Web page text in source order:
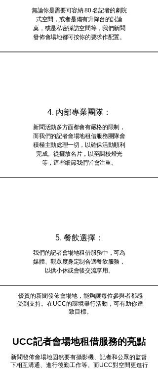
無論你是需要可容納 80 名記者的劇院
式空間，或者是備有升降台的討論
桌，或是私密採訪空間等，我們新聞
發佈會場地都可按你的要求作配置。
4. 內部專業團隊：
新聞活動多方面都會有嚴格的限制，
而我們的記者會場地租借服務團隊會
積極主動處理一切，以確保活動順利
完成。從擺放名片，以至調校燈光
等，這些細節我們皆會注重。
5. 餐飲選擇：
我們的記者會場地租借服務中，可為
媒體、觀眾度身定制合適餐飲服務，
以供小休或會後交流享用。
優質的新聞發佈會場地，能夠讓每位參與者都感
受到支持。在UCC的環境舉行活動，可有助你達
致目標。
UCC記者會場地租借服務的亮點
新聞發佈會場地固然要有攝影機、記者和公眾的監督
下相互溝通、進行後勤工作等。而UCC對空間更進行